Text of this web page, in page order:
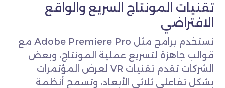
تقنيات المونتاج السريع والواقع
الافتراضي
نستخدم برامج مثل Adobe Premiere Pro مع
قوالب جاهزة لتسريع عملية المونتاج، وبعض
الشركات تقدم تقنيات VR لعرض المؤتمرات
بشكل تفاعلي ثلاثي الأبعاد، وتسمح أنظمة